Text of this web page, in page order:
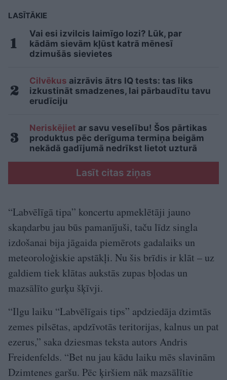
LASĪTĀKIE
Vai esi izvilcis laimīgo lozi? Lūk, par
kādām sievām kļūst katrā mēnesī
dzimušās sievietes
Cilvēkus aizrāvis ātrs IQ tests: tas liks
izkustināt smadzenes, lai pārbaudītu tavu
erudīciju
Neriskējiet ar savu veselību! Šos pārtikas
produktus pēc derīguma termiņa beigām
nekādā gadījumā nedrīkst lietot uzturā
Lasīt citas ziņas
“Labvēlīgā tipa” koncertu apmeklētāji jauno
skaņdarbu jau būs pamanījuši, taču līdz singla
izdošanai bija jāgaida piemērots gadalaiks un
meteoroloģiskie apstākļi. Nu šis brīdis ir klāt – uz
galdiem tiek klātas aukstās zupas bļodas un
mazsālīto gurķu šķīvji.
“Ilgu laiku “Labvēlīgais tips” apdziedāja dzimtās
zemes pilsētas, apdzīvotās teritorijas, kalnus un pat
ezerus,” saka dziesmas teksta autors Andris
Freidenfelds. “Bet nu jau kādu laiku mēs slavinām
Dzimtenes garšu. Pēc ķiršiem nāk mazsālītie